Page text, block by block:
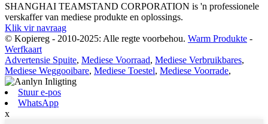
SHANGHAI TEAMSTAND CORPORATION is 'n professionele
verskaffer van mediese produkte en oplossings.
Klik vir navraag
© Kopiereg - 2010-2025: Alle regte voorbehou. Warm Produkte -
Werfkaart
Advertensie Spuite, Mediese Voorraad, Mediese Verbruikbares,
Mediese Weggooibare, Mediese Toestel, Mediese Voorrade,
Stuur e-pos
WhatsApp
x